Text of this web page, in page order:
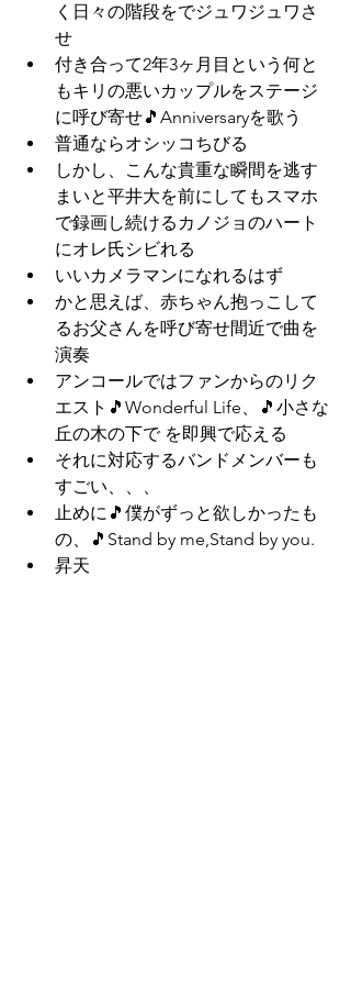
く日々の階段をでジュワジュワさ
せ
付き合って2年3ヶ月目という何と
もキリの悪いカップルをステージ
に呼び寄せ🎵Anniversaryを歌う
普通ならオシッコちびる
しかし、こんな貴重な瞬間を逃す
まいと平井大を前にしてもスマホ
で録画し続けるカノジョのハート
にオレ氏シビれる
いいカメラマンになれるはず
かと思えば、赤ちゃん抱っこして
るお父さんを呼び寄せ間近で曲を
演奏
アンコールではファンからのリク
エスト🎵Wonderful Life、🎵小さな
丘の木の下で を即興で応える
それに対応するバンドメンバーも
すごい、、、
止めに🎵僕がずっと欲しかったも
の、🎵Stand by me,Stand by you.
昇天